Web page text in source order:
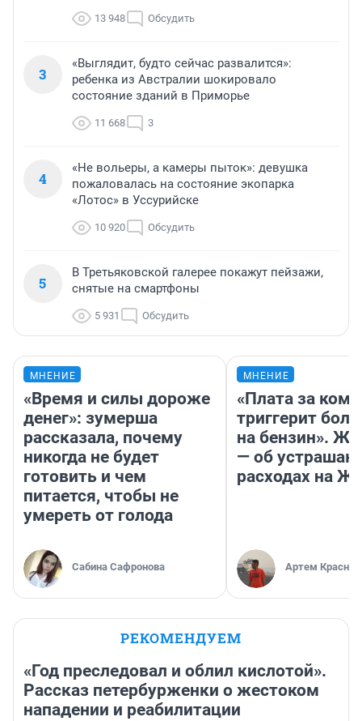
13 948 Обсудить
3
«Выглядит, будто сейчас развалится»:
ребенка из Австралии шокировало
состояние зданий в Приморье
11 668 3
4
«Не вольеры, а камеры пыток»: девушка
пожаловалась на состояние экопарка
«Лотос» в Уссурийске
10 920 Обсудить
5
В Третьяковской галерее покажут пейзажи,
снятые на смартфоны
5 931 Обсудить
МНЕНИЕ
«Время и силы дороже
денег»: зумерша
рассказала, почему
никогда не будет
готовить и чем
питается, чтобы не
умереть от голода
Сабина Сафронова
МНЕНИЕ
«Плата за
триггерит
на бензин».
— об
расходах на
Артем Краснов
РЕКОМЕНДУЕМ
«Год преследовал и облил кислотой».
Рассказ петербурженки о жестоком
нападении и реабилитации